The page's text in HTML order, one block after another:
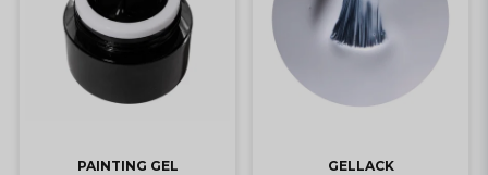
PAINTING GEL GELLACK